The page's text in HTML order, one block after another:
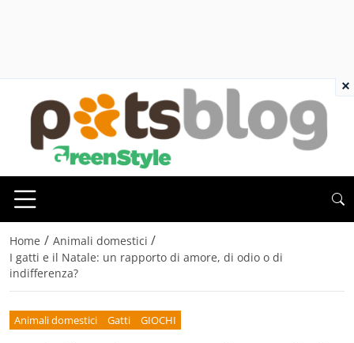
Home / Animali domestici /
I gatti e il Natale: un rapporto di amore, di odio o di
indifferenza?
Animali domestici Gatti GIOCHI
×